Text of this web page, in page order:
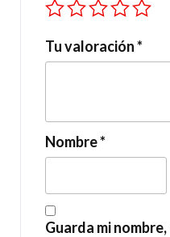
Tu valoración*
Nombre*
Guarda mi